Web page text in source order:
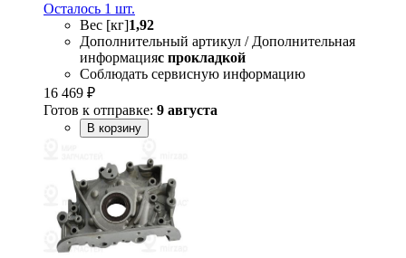
Осталось 1 шт.
Вес [кг]1,92
Дополнительный артикул / Дополнительная
информацияс прокладкой
Соблюдать сервисную информацию
16 469 ₽
Готов к отправке: 9 августа
В корзину